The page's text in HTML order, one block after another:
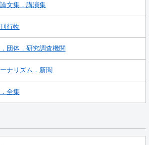
文集．講演集
行物
団体．研究調査機関
ナリズム．新聞
全集